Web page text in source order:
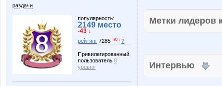
раздачи
популярность:
2149 место
-43 ↓
рейтинг 7285 -80 ↓ ?
Привилегированный
пользователь 8
уровня
Метки
Интервью